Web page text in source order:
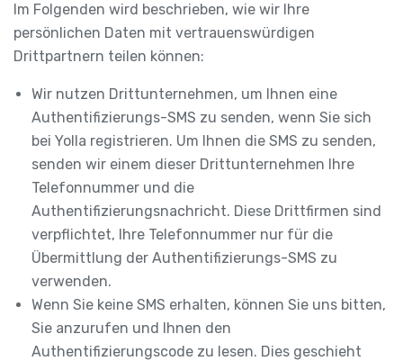
Im Folgenden wird beschrieben, wie wir Ihre
persönlichen Daten mit vertrauenswürdigen
Drittpartnern teilen können:
Wir nutzen Drittunternehmen, um Ihnen eine
Authentifizierungs-SMS zu senden, wenn Sie sich
bei Yolla registrieren. Um Ihnen die SMS zu senden,
senden wir einem dieser Drittunternehmen Ihre
Telefonnummer und die
Authentifizierungsnachricht. Diese Drittfirmen sind
verpflichtet, Ihre Telefonnummer nur für die
Übermittlung der Authentifizierungs-SMS zu
verwenden.
Wenn Sie keine SMS erhalten, können Sie uns bitten,
Sie anzurufen und Ihnen den
Authentifizierungscode zu lesen. Dies geschieht